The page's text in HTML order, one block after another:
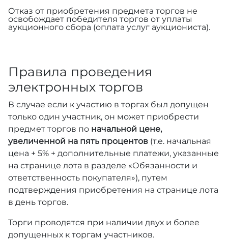
Отказ от приобретения предмета торгов не
освобождает победителя торгов от уплаты
аукционного сбора (оплата услуг аукциониста).
Правила проведения
электронных торгов
В случае если к участию в торгах был допущен
только один участник, он может приобрести
предмет торгов по начальной цене,
увеличенной на пять процентов (т.е. начальная
цена + 5% + дополнительные платежи, указанные
на странице лота в разделе «Обязанности и
ответственность покупателя»), путем
подтверждения приобретения на странице лота
в день торгов.
Торги проводятся при наличии двух и более
допущенных к торгам участников.